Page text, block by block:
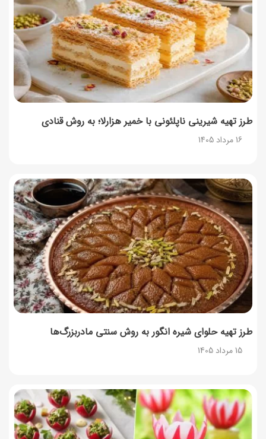
طرز تهیه شیرینی ناپلئونی با خمیر هزارلا؛ به روش قنادی
16 مرداد 1405
طرز تهیه حلوای شیره انگور به روش سنتی مادربزرگ‌ها
15 مرداد 1405
۳۵ لیست غذاهای جدید و متفاوت؛ برای ناهار و مهمانی
14 مرداد 1405